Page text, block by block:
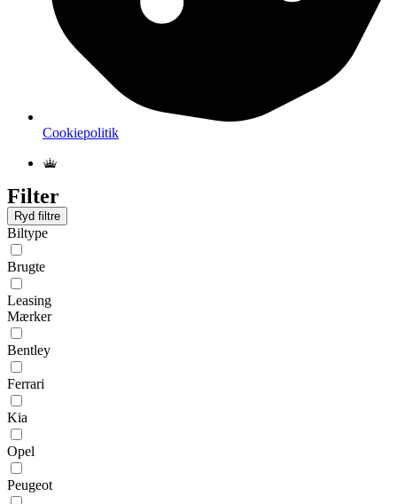
Cookiepolitik
Filter
Ryd filtre
Biltype
Brugte
Leasing
Mærker
Bentley
Ferrari
Kia
Opel
Peugeot